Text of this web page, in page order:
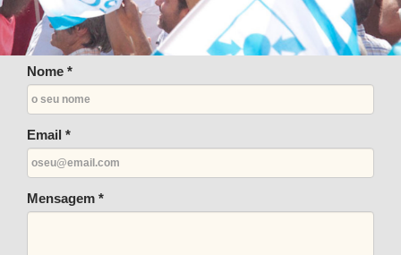
Nome *
Email *
Mensagem *